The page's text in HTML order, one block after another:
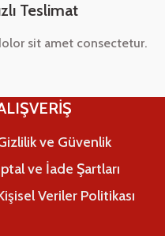
Teslimat
sit amet consectetur.
ve Güvenlik
ve İade Şartları
Veriler Politikası